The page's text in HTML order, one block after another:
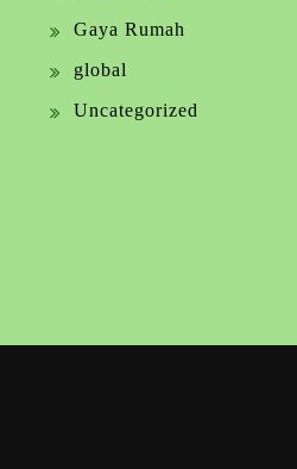
Gaya Rumah
global
Uncategorized